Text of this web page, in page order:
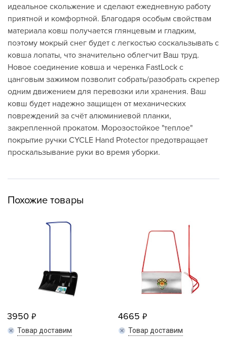
идеальное скольжение и сделают ежедневную работу
приятной и комфортной. Благодаря особым свойствам
материала ковш получается глянцевым и гладким,
поэтому мокрый снег будет с легкостью соскальзывать с
ковша лопаты, что значительно облегчит Ваш труд.
Новое соединение ковша и черенка FastLock с
цанговым зажимом позволит собрать/разобрать скрепер
одним движением для перевозки или хранения. Ваш
ковш будет надежно защищен от механических
повреждений за счёт алюминиевой планки,
закрепленной прокатом. Морозостойкое "теплое"
покрытие ручки CYCLE Hand Protector предотвращает
проскальзывание руки во время уборки.
Похожие товары
3950
Товар доставим
4665
Товар доставим